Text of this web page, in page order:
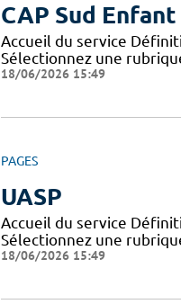
CAP Sud Enfant
Accueil du service
Sélectionnez une
18/06/2026 15:49
PAGES
UASP
Accueil du service
Sélectionnez une
18/06/2026 15:49